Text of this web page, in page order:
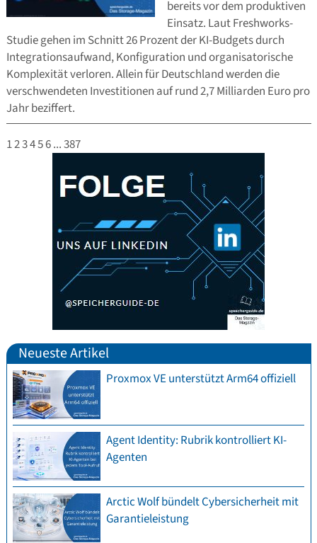
bereits vor dem produktiven
Einsatz. Laut Freshworks-
Studie gehen im Schnitt 26 Prozent der KI-Budgets durch
Integrationsaufwand, Konfiguration und organisatorische
Komplexität verloren. Allein für Deutschland werden die
verschwendeten Investitionen auf rund 2,7 Milliarden Euro pro
Jahr beziffert.
123456...387
Neueste Artikel
Proxmox VE unterstützt Arm64 offiziell
Agent Identity: Rubrik kontrolliert KI-
Agenten
Arctic Wolf bündelt Cybersicherheit mit
Garantieleistung